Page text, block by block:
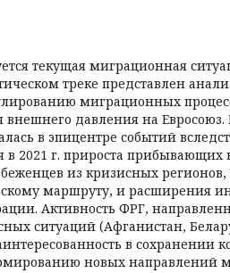
текущая миграционная
треке представлен
миграционных
внешнего давления на
в эпицентре событий
в 2021 г. прироста прибывающих
из кризисных регионов,
маршруту, и расширения
Активность ФРГ,
ситуаций (Афганистан,
в сохранении
новых направлений